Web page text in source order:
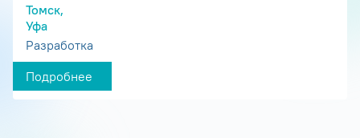
Томск,
Уфа
Разработка
Подробнее